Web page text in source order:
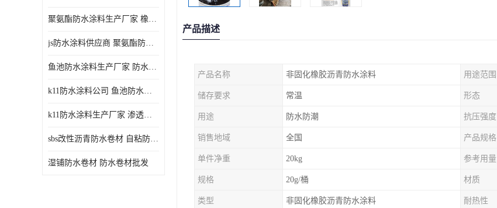
聚氨酯防水涂料生产厂家 橡胶沥青防水涂料
js防水涂料供应商 聚氨酯防水涂料
鱼池防水涂料生产厂家 防水涂料
k11防水涂料公司 鱼池防水涂料
k11防水涂料生产厂家 渗透结晶防水涂料
sbs改性沥青防水卷材 自粘防水卷材厂家
湿铺防水卷材 防水卷材批发
产品描述
产品名称 非固化橡胶沥青防水涂料 用途范围
储存要求 常温 形态
用途 防水防潮 抗压强度
销售地域 全国 产品规格
单件净重 20kg 参考用量
规格 20g/桶 材质
类型 非固化橡胶沥青防水涂料 耐热性